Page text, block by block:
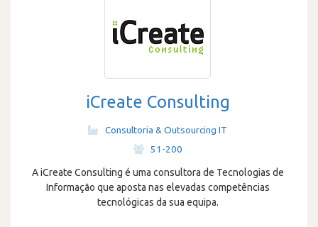
iCreate Consulting
Consultoria & Outsourcing IT
51-200
A iCreate Consulting é uma consultora de Tecnologias de
Informação que aposta nas elevadas competências
tecnológicas da sua equipa.